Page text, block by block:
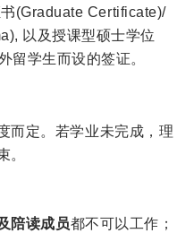
(Graduate Certificate)/
以及授课型硕士学位
留学生而设的签证。
而定。若学业未完成，理
。
陪读成员都不可以工作；